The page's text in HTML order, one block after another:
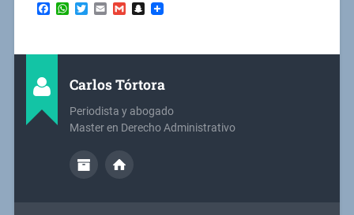
Facebook
WhatsApp
TwitterEmailGmailSnapchat
Carlos Tórtora
Periodista y abogado
Master en Derecho Administrativo